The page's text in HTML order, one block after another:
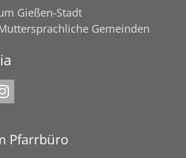
Gießen-Stadt
Gemeinden
Pfarrbüro